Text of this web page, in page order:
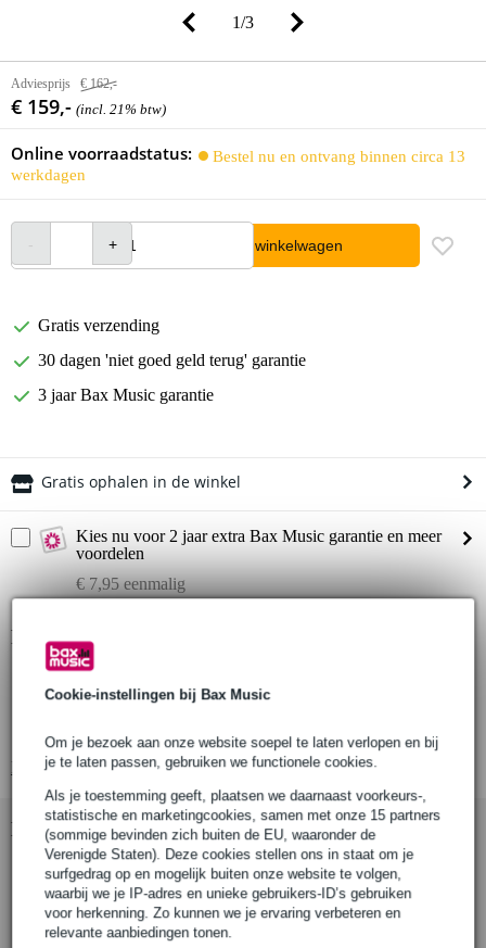
Cookie-instellingen bij Bax Music
Om je bezoek aan onze website soepel te laten verlopen en bij
je te laten passen, gebruiken we functionele cookies.
Als je toestemming geeft, plaatsen we daarnaast voorkeurs-,
statistische en marketingcookies, samen met onze 15 partners
(sommige bevinden zich buiten de EU, waaronder de
Verenigde Staten). Deze cookies stellen ons in staat om je
surfgedrag op en mogelijk buiten onze website te volgen,
waarbij we je IP-adres en unieke gebruikers-ID’s gebruiken
voor herkenning. Zo kunnen we je ervaring verbeteren en
relevante aanbiedingen tonen.
1/3
Adviesprijs € 162,-
€ 159,- (incl. 21% btw)
Online voorraadstatus:
Bestel nu en ontvang binnen circa 13
werkdagen
In winkelwagen
Gratis verzending
30 dagen 'niet goed geld terug' garantie
3 jaar Bax Music garantie
Gratis ophalen in de winkel
Kies nu voor 2 jaar extra Bax Music garantie en meer
voordelen
€ 7,95 eenmalig
Productinformatie
type: Parallel Pipe To Pipe Coupler
lengte: 500 mm
geschikt voor buizen met een diameter van 48-51 mm
Bekijk alle productspecificaties
Bekijk ook eens (7)